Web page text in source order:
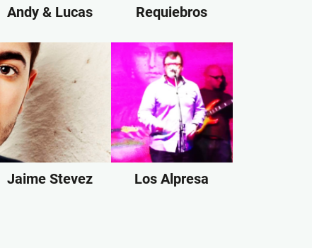
Andy & Lucas Requiebros
Jaime Stevez Los Alpresa